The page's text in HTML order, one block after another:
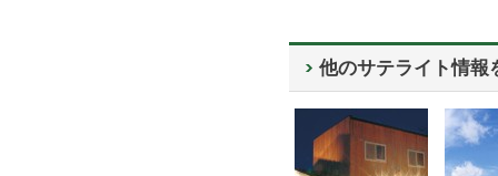
他のサテライト情報